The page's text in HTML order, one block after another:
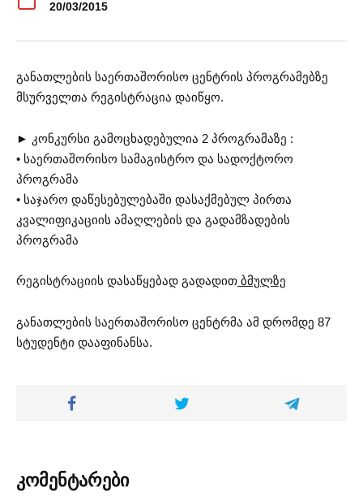
20/03/2015
განათლების საერთაშორისო ცენტრის პროგრამებზე
მსურველთა რეგისტრაცია დაიწყო.
► კონკურსი გამოცხადებულია 2 პროგრამაზე :
• საერთაშორისო სამაგისტრო და სადოქტორო
პროგრამა
• საჯარო დაწესებულებაში დასაქმებულ პირთა
კვალიფიკაციის ამაღლების და გადამზადების
პროგრამა
რეგისტრაციის დასაწყებად გადადით ბმულზე
განათლების საერთაშორისო ცენტრმა ამ დრომდე 87
სტუდენტი დააფინანსა.
კომენტარები